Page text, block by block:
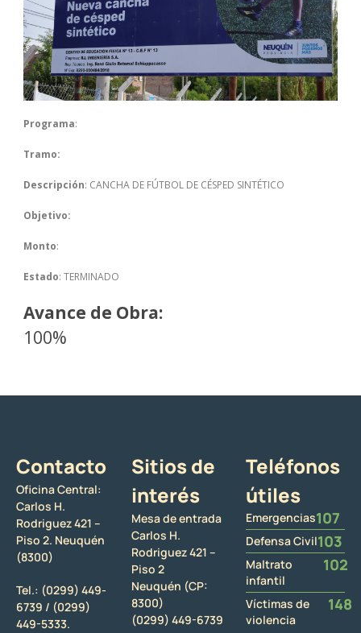
Programa:
Tramo:
Descripción: CANCHA DE FÚTBOL DE CÉSPED SINTÉTICO
Objetivo:
Monto:
Estado: TERMINADO
Avance de Obra:
100%
Contacto
Oficina Central:
Carlos H.
Rodriguez 421 –
Piso 2. Neuquén
(8300)
Tel.: (0299) 449-
6739 / (0299)
449-5333.
Sitios de
interés
Mesa de entrada
Carlos H.
Rodriguez 421 –
Piso 2
Neuquén (CP:
8300)
(0299) 449-6739
Teléfonos
útiles
Emergencias107
Defensa Civil103
Maltrato
infantil
102
Víctimas de
violencia
148